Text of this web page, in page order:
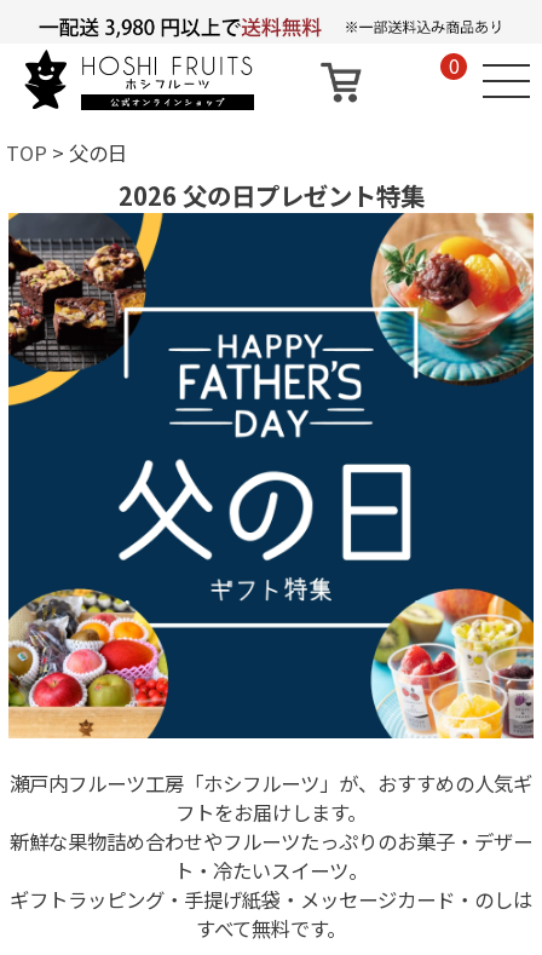
0
TOP 父の日
2026 父の日プレゼント特集
瀬戸内フルーツ工房「ホシフルーツ」が、おすすめの人気ギ
フトをお届けします。
新鮮な果物詰め合わせやフルーツたっぷりのお菓子・デザー
ト・冷たいスイーツ。
ギフトラッピング・手提げ紙袋・メッセージカード・のしは
すべて無料です。